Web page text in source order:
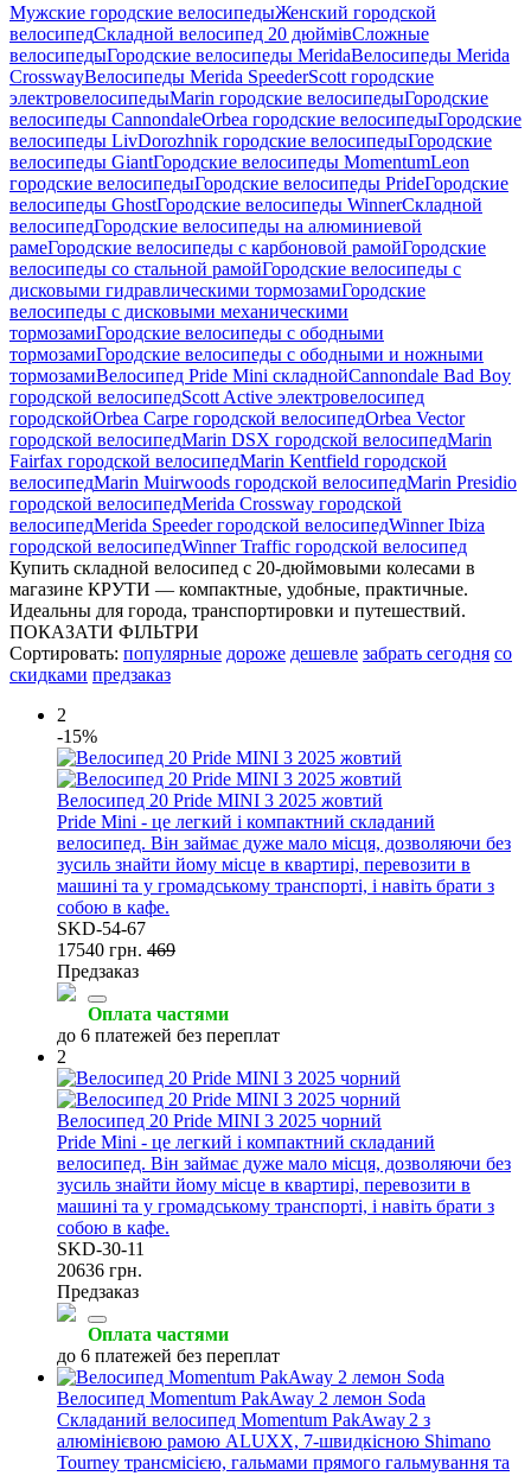
Мужские городские велосипедыЖенский городской
велосипедСкладной велосипед 20 дюймівСложные
велосипедыГородские велосипеды MeridaВелосипеды Merida
CrosswayВелосипеды Merida SpeederScott городские
электровелосипедыMarin городские велосипедыГородские
велосипеды CannondaleOrbea городские велосипедыГородские
велосипеды LivDorozhnik городские велосипедыГородские
велосипеды GiantГородские велосипеды MomentumLeon
городские велосипедыГородские велосипеды PrideГородские
велосипеды GhostГородские велосипеды WinnerСкладной
велосипедГородские велосипеды на алюминиевой
рамеГородские велосипеды с карбоновой рамойГородские
велосипеды со стальной рамойГородские велосипеды с
дисковыми гидравлическими тормозамиГородские
велосипеды с дисковыми механическими
тормозамиГородские велосипеды с ободными
тормозамиГородские велосипеды с ободными и ножными
тормозамиВелосипед Pride Mini складнойCannondale Bad Boy
городской велосипедScott Active электровелосипед
городскойOrbea Carpe городской велосипедOrbea Vector
городской велосипедMarin DSX городской велосипедMarin
Fairfax городской велосипедMarin Kentfield городской
велосипедMarin Muirwoods городской велосипедMarin Presidio
городской велосипедMerida Crossway городской
велосипедMerida Speeder городской велосипедWinner Ibiza
городской велосипедWinner Traffic городской велосипед
Купить складной велосипед с 20-дюймовыми колесами в
магазине КРУТИ — компактные, удобные, практичные.
Идеальны для города, транспортировки и путешествий.
ПОКАЗАТИ ФІЛЬТРИ
Сортировать: популярные дороже дешевле забрать сегодня со
скидками предзаказ
2
-15%
Велосипед 20 Pride MINI 3 2025 жовтий
Pride Mini - це легкий і компактний складаний
велосипед. Він займає дуже мало місця, дозволяючи без
зусиль знайти йому місце в квартирі, перевозити в
машині та у громадському транспорті, і навіть брати з
собою в кафе.
SKD-54-67
17540 грн. 469
Предзаказ
Оплата частями
до 6 платежей без переплат
2
Велосипед 20 Pride MINI 3 2025 чорний
Pride Mini - це легкий і компактний складаний
велосипед. Він займає дуже мало місця, дозволяючи без
зусиль знайти йому місце в квартирі, перевозити в
машині та у громадському транспорті, і навіть брати з
собою в кафе.
SKD-30-11
20636 грн.
Предзаказ
Оплата частями
до 6 платежей без переплат
Велосипед Momentum PakAway 2 лемон Soda
Складаний велосипед Momentum PakAway 2 з
алюмінієвою рамою ALUXX, 7‑швидкісною Shimano
Tourney трансмісією, гальмами прямого гальмування та